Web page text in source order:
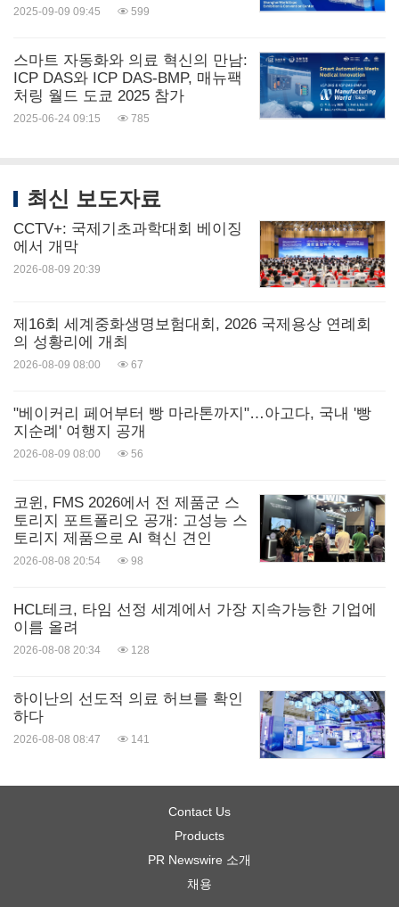
2025-09-09 09:45 599
스마트 자동화와 의료 혁신의 만남:
ICP DAS와 ICP DAS-BMP, 매뉴팩
처링 월드 도쿄 2025 참가
2025-06-24 09:15 785
최신 보도자료
CCTV+: 국제기초과학대회 베이징
에서 개막
2026-08-09 20:39
제16회 세계중화생명보험대회, 2026 국제용상 연례회
의 성황리에 개최
2026-08-09 08:00 67
"베이커리 페어부터 빵 마라톤까지"…아고다, 국내 '빵
지순례' 여행지 공개
2026-08-09 08:00 56
코윈, FMS 2026에서 전 제품군 스
토리지 포트폴리오 공개: 고성능 스
토리지 제품으로 AI 혁신 견인
2026-08-08 20:54 98
HCL테크, 타임 선정 세계에서 가장 지속가능한 기업에
이름 올려
2026-08-08 20:34 128
하이난의 선도적 의료 허브를 확인
하다
2026-08-08 08:47 141
Contact Us
Products
PR Newswire 소개
채용